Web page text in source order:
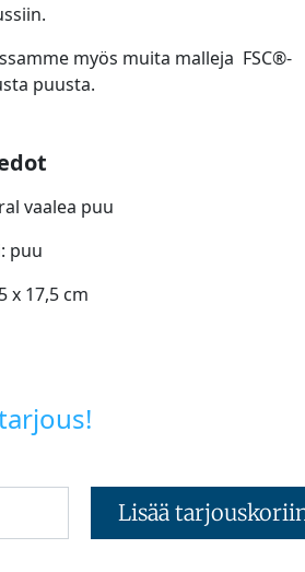
myös muita malleja FSC®-
puusta.
vaalea puu
puu
x 17,5 cm
Lisää